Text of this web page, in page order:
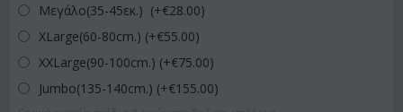
Μεγάλο(35-45εκ.) (+€28.00)
XLarge(60-80cm.) (+€55.00)
XXLarge(90-100cm.) (+€75.00)
Jumbo(135-140cm.) (+€155.00)